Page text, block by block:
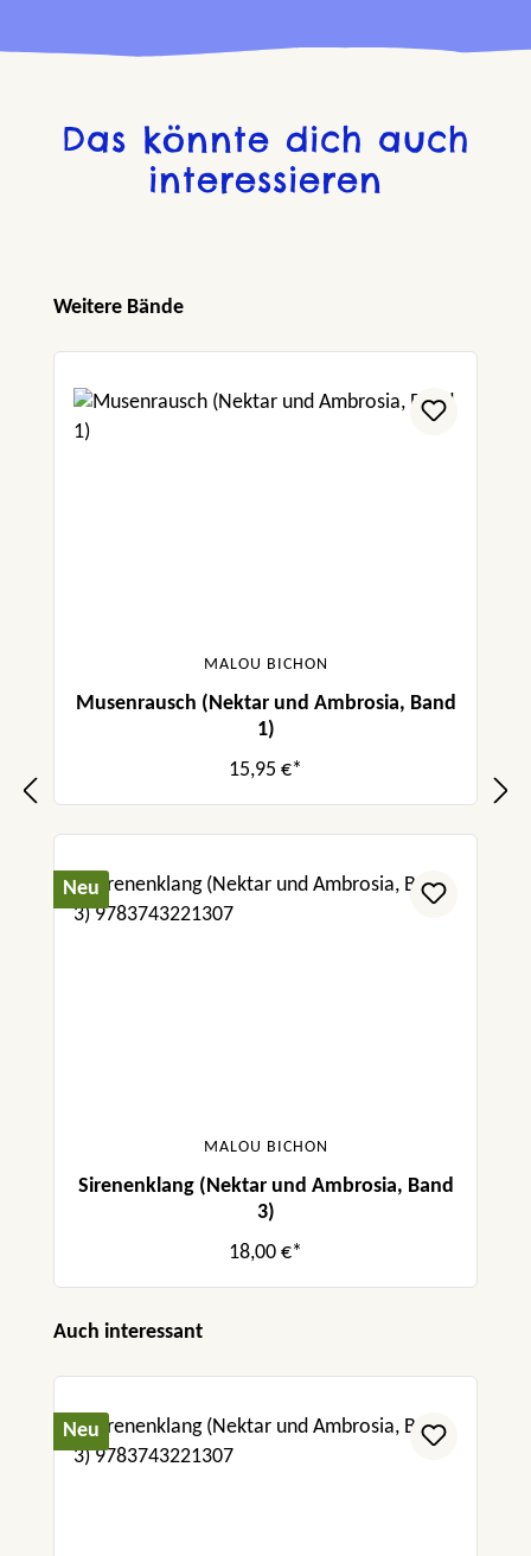
Das könnte dich auch
interessieren
Produktgalerie überspringen
Weitere Bände
MALOU BICHON
Musenrausch (Nektar und Ambrosia, Band
1)
15,95 €*
Neu
MALOU BICHON
Sirenenklang (Nektar und Ambrosia, Band
3)
18,00 €*
Produktgalerie überspringen
Auch interessant
Neu